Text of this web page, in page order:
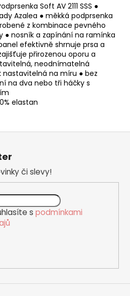
Soft AV 2111 SSS ●
Azalea ● měkká podprsenka
z kombinace pevného
● nosník a zapínání na ramínka
efektivně shrnuje prsa a
přirozenou oporu a
neodnímatelná
na míru ● bez
na dva nebo tři háčky s
elastan
či slevy!
s podmínkami